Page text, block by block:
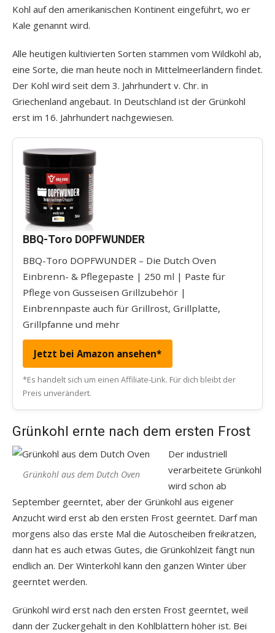
Kohl auf den amerikanischen Kontinent eingeführt, wo er
Kale genannt wird.
Alle heutigen kultivierten Sorten stammen vom Wildkohl ab,
eine Sorte, die man heute noch in Mittelmeerländern findet.
Der Kohl wird seit dem 3. Jahrhundert v. Chr. in
Griechenland angebaut. In Deutschland ist der Grünkohl
erst im 16. Jahrhundert nachgewiesen.
BBQ-Toro DOPFWUNDER
BBQ-Toro DOPFWUNDER – Die Dutch Oven
Einbrenn- & Pflegepaste | 250 ml | Paste für
Pflege von Gusseisen Grillzubehör |
Einbrennpaste auch für Grillrost, Grillplatte,
Grillpfanne und mehr
Jetzt bei Amazon ansehen*
*Es handelt sich um einen Affiliate-Link. Für dich bleibt der
Preis unverändert.
Grünkohl ernte nach dem ersten Frost
Grünkohl aus dem Dutch Oven
Der industriell
verarbeitete Grünkohl
wird schon ab
September geerntet, aber der Grünkohl aus eigener
Anzucht wird erst ab den ersten Frost geerntet. Darf man
morgens also das erste Mal die Autoscheiben freikratzen,
dann hat es auch etwas Gutes, die Grünkohlzeit fängt nun
endlich an. Der Winterkohl kann den ganzen Winter über
geerntet werden.
Grünkohl wird erst nach den ersten Frost geerntet, weil
dann der Zuckergehalt in den Kohlblättern höher ist. Bei